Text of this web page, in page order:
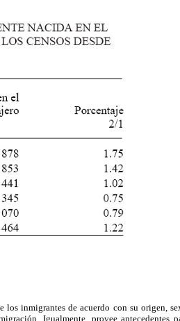
inmigrantes de acuerdo con su origen,
Igualmente, provee antecedentes